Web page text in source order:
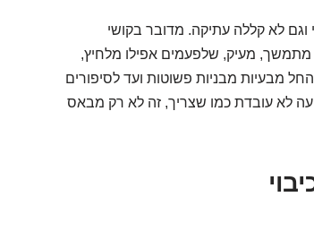
וגם לא קללה עתיקה. מדובר בקושי
מתמשך, מעיק, שלפעמים אפילו מלחיץ,
מבעיות מבניות פשוטות ועד לסיפורים
לא עובדת כמו שצריך, זה לא רק מבאס